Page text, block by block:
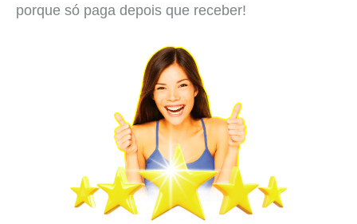
porque só paga depois que receber!